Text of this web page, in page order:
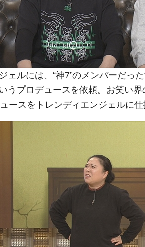
ェルには、“神7”のメンバーだっ
うプロデュースを依頼。お笑い
ースをトレンディエンジェルに仕